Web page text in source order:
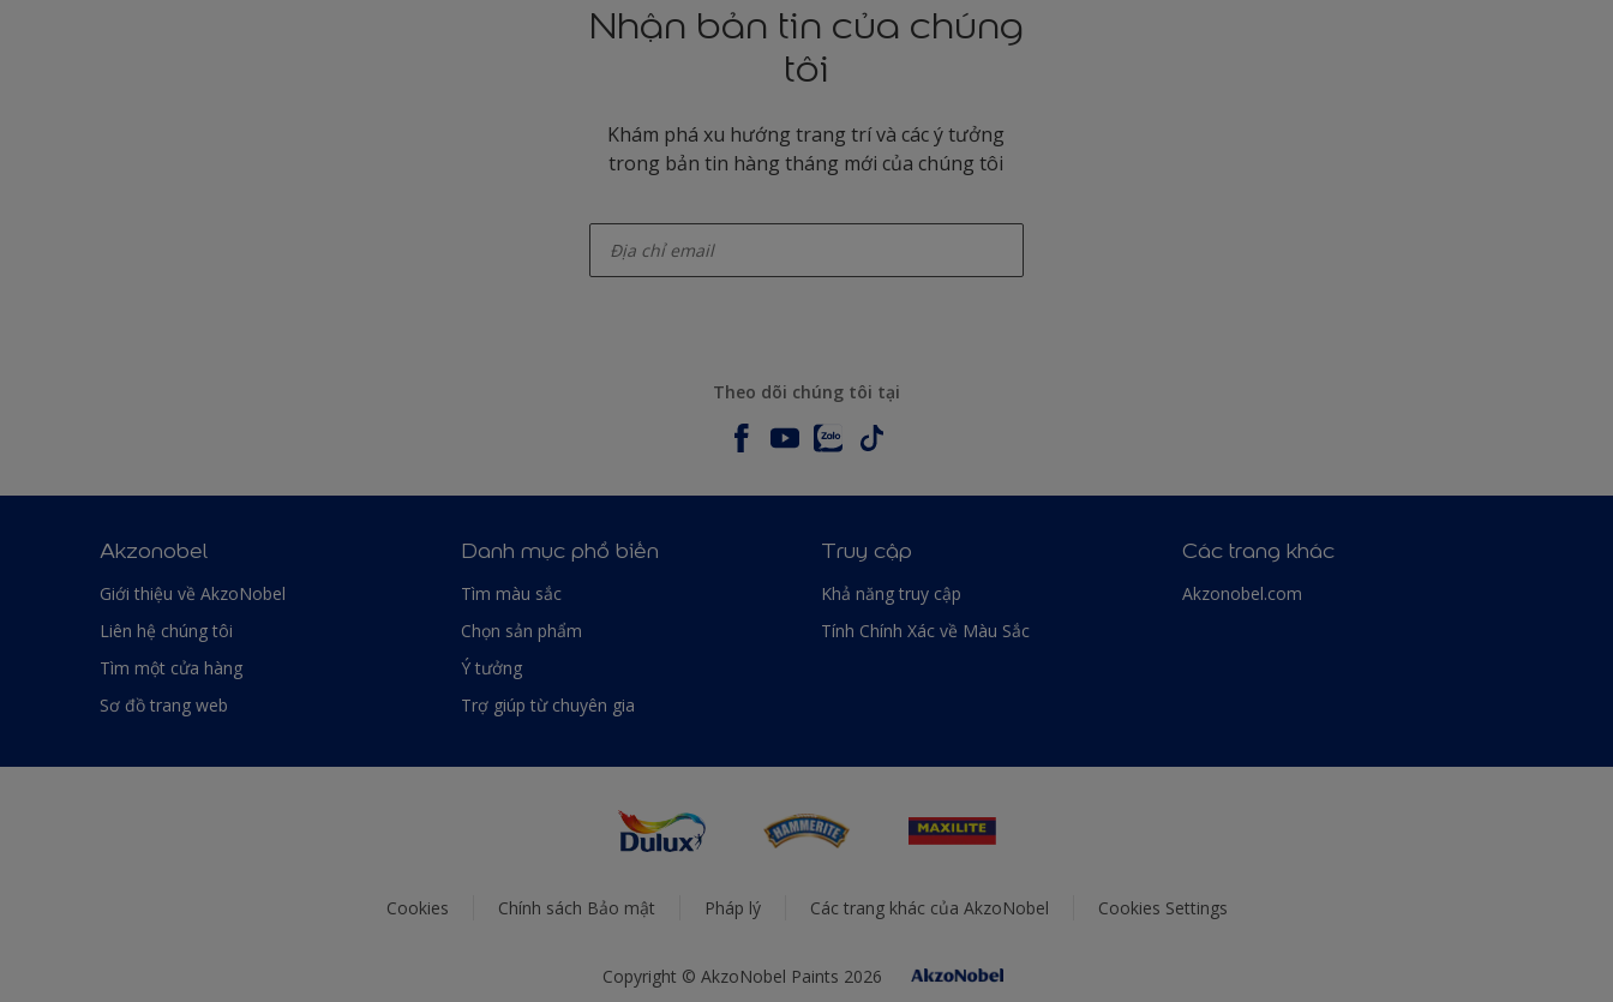
Nhận bản tin của chúng
tôi
Khám phá xu hướng trang trí và các ý tưởng
trong bản tin hàng tháng mới của chúng tôi
Theo dõi chúng tôi tại
Akzonobel
Giới thiệu về AkzoNobel
Liên hệ chúng tôi
Tìm một cửa hàng
Sơ đồ trang web
Danh mục phổ biến
Tìm màu sắc
Chọn sản phẩm
Ý tưởng
Trợ giúp từ chuyên gia
Truy cập
Khả năng truy cập
Tính Chính Xác về Màu Sắc
Các trang khác
Akzonobel.com
Cookies Chính sách Bảo mật Pháp lý Các trang khác của AkzoNobel Cookies Settings
Copyright © AkzoNobel Paints 2026